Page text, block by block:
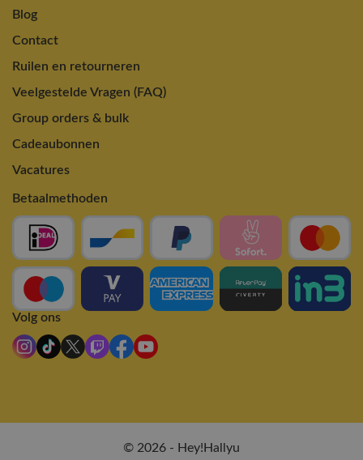
Blog
Contact
Ruilen en retourneren
Veelgestelde Vragen (FAQ)
Group orders & bulk
Cadeaubonnen
Vacatures
Betaalmethoden
Volg ons
© 2026 - Hey!Hallyu